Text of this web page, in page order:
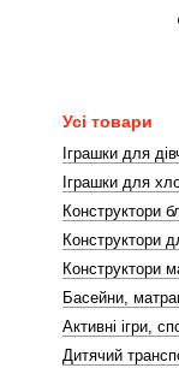
Усі товари
Іграшки для
Іграшки для
Конструктори
Конструктори
Конструктори
Басейни,
Активні ігри,
Дитячий